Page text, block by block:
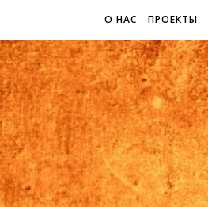
О НАС ПРОЕКТЫ